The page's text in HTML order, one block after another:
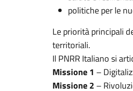
politiche per le
Le priorità principali
territoriali.
Il PNRR Italiano si
Missione 1 –
Missione 2 –